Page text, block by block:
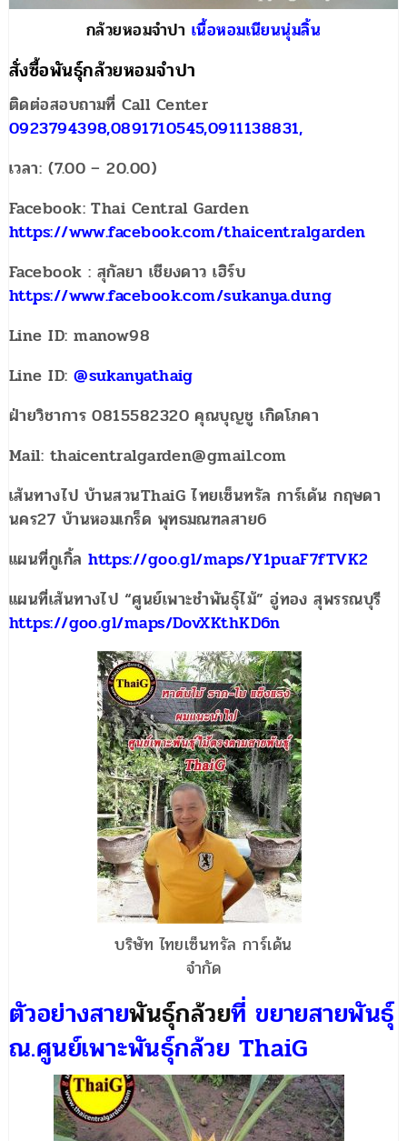
กล้วยหอมจำปา เนื้อหอมเนียนนุ่มลิ้น
สั่งซื้อพันธุ์กล้วยหอมจำปา
ติดต่อสอบถามที่ Call Center
0923794398,0891710545,0911138831,
เวลา: (7.00 – 20.00)
Facebook: Thai Central Garden
https://www.facebook.com/thaicentralgarden
Facebook : สุกัลยา เชียงดาว เฮิร์บ
https://www.facebook.com/sukanya.dung
Line ID: manow98
Line ID:@sukanyathaig
ฝ่ายวิชาการ 0815582320 คุณบุญชู เกิดโภคา
Mail: thaicentralgarden@gmail.com
เส้นทางไป บ้านสวนThaiG ไทยเซ็นทรัล การ์เด้น กฤษดา
นคร27 บ้านหอมเกร็ด พุทธมณฑลสาย6
แผนที่กูเกิ้ลhttps://goo.gl/maps/Y1puaF7fTVK2
แผนที่เส้นทางไป “ศูนย์เพาะชำพันธุ์ไม้” อู่ทอง สุพรรณบุรี
https://goo.gl/maps/DovXKthKD6n
บริษัท ไทยเซ็นทรัล การ์เด้น
จำกัด
ตัวอย่างสายพันธุ์กล้วยที่ ขยายสายพันธุ์
ณ.ศูนย์เพาะพันธุ์กล้วย ThaiG